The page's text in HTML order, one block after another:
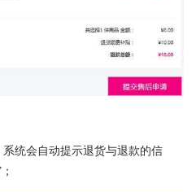
统会自动提示退货与退款的信